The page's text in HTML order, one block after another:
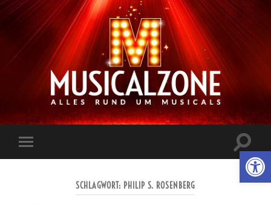
Musicalzone.de
Mobile-
Menü
ein-/
SCHLAGWORT: PHILIP S. ROSENBERG